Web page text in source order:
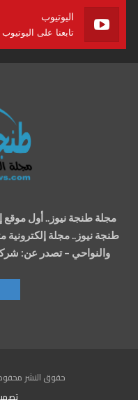
اليوتيوب
تابعنا على اليوتيوب
مجلة طنجة نيوز.. أول موقع
طنجة نيوز.. مجلة
والنواحي – تصدر عن:
حقوق النشر محفوظة 2007 - 2022 ©